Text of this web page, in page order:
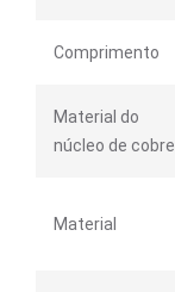
Comprimento
Material do
núcleo de cobre
Material